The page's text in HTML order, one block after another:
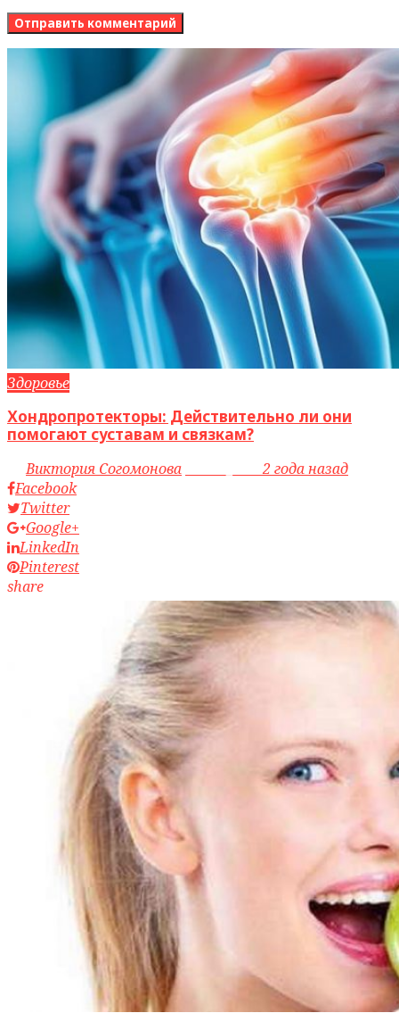
Здоровье
Хондропротекторы: Действительно ли они
помогают суставам и связкам?
byВиктория Согомонова access_time2 года назад
Facebook
Twitter
Google+
LinkedIn
Pinterest
share